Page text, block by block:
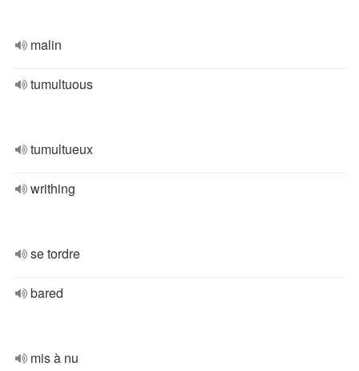
malin
tumultuous
tumultueux
writhing
se tordre
bared
mis à nu